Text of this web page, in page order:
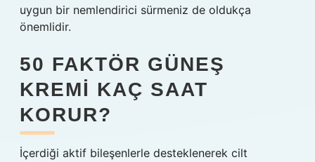
uygun bir nemlendirici sürmeniz de oldukça
önemlidir.
50 FAKTÖR GÜNEŞ
KREMI KAÇ SAAT
KORUR?
İçerdiği aktif bileşenlerle desteklenerek cilt